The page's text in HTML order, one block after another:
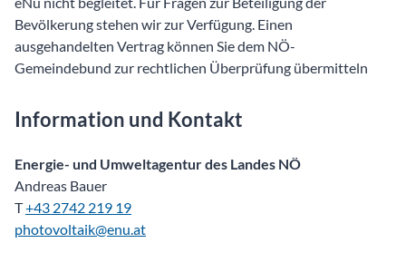
Bevölkerung stehen wir zur Verfügung. Einen
ausgehandelten Vertrag können Sie dem NÖ-
Gemeindebund zur rechtlichen Überprüfung übermitteln
Information und Kontakt
Energie- und Umweltagentur des Landes NÖ
Andreas Bauer
T+43 2742 219 19
photovoltaik@enu.at